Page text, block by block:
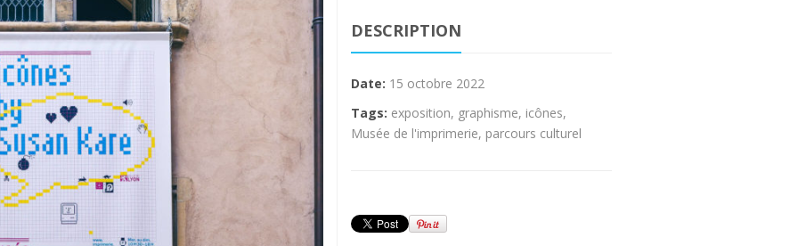
DESCRIPTION
Date: 15 octobre 2022
Tags: exposition, graphisme, icônes,
Musée de l'imprimerie, parcours culturel